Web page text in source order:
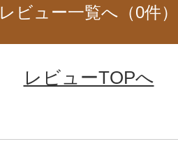
レビュー一覧へ（0件）
レビューTOPへ